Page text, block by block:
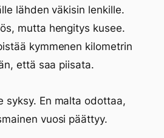
lähden väkisin lenkille.
mutta hengitys kusee.
kymmenen kilometrin
että saa piisata.
syksy. En malta odottaa,
vuosi päättyy.